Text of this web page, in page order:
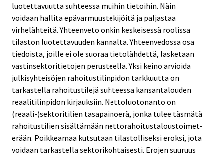
luotettavuutta suhteessa muihin tietoihin. Näin
voidaan hallita epävarmuustekijöitä ja paljastaa
virhelähteitä. Yhteenveto onkin keskeisessä roolissa
tilaston luotettavuuden kannalta. Yhteenvedossa osa
tiedoista, joille ei ole suoraa tietolähdettä, lasketaan
vastinsektoritietojen perusteella. Yksi keino arvioida
julkisyhteisöjen rahoitustilinpidon tarkkuutta on
tarkastella rahoitustilejä suhteessa kansantalouden
reaalitilinpidon kirjauksiin. Nettoluotonanto on
(reaali-)sektoritilien tasapainoerä, jonka tulee täsmätä
rahoitustilien sisältämään nettorahoitustaloustoimet-
erään. Poikkeamaa kutsutaan tilastolliseksi eroksi, jota
voidaan tarkastella sektorikohtaisesti. Erojen suuruus